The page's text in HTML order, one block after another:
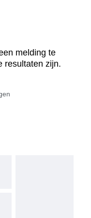
melding te
resultaten zijn.